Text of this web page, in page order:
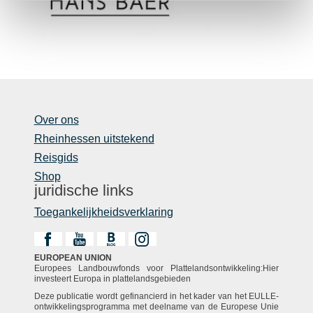
Over ons
Rheinhessen uitstekend
Reisgids
Shop
juridische links
Toegankelijkheidsverklaring
EUROPEAN UNION
Europees Landbouwfonds voor Plattelandsontwikkeling:Hier
investeert Europa in plattelandsgebieden
Deze publicatie wordt gefinancierd in het kader van het EULLE-
ontwikkelingsprogramma met deelname van de Europese Unie